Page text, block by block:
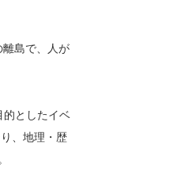
島で、人が
的としたイベ
、地理・歴